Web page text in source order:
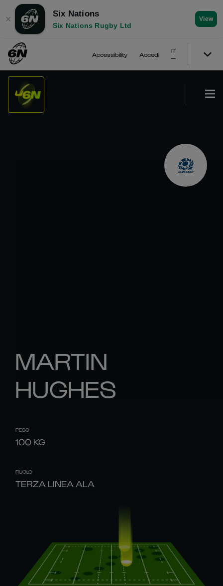
✕
Six Nations
Six Nations Rugby Ltd
View
Accessibility Accedi
IT
MARTIN
HUGHES
PESO
100 KG
RUOLO
TERZA LINEA ALA